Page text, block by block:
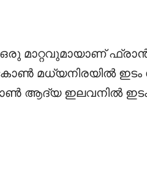
മാറ്റവുമായാണ്
മധ്യനിരയിൽ
ആദ്യ ഇലവനിൽ